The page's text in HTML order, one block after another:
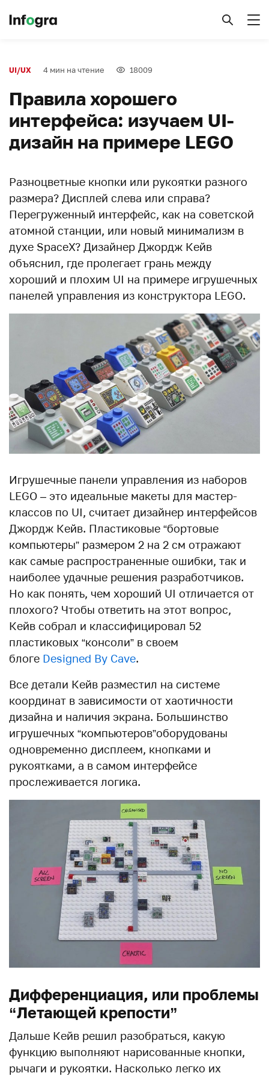
UI/UX 4 мин на чтение 18009
Правила хорошего
интерфейса: изучаем UI-
дизайн на примере LEGO
Разноцветные кнопки или рукоятки разного
размера? Дисплей слева или справа?
Перегруженный интерфейс, как на советской
атомной станции, или новый минимализм в
духе SpaceX? Дизайнер Джордж Кейв
объяснил, где пролегает грань между
хороший и плохим UI на примере игрушечных
панелей управления из конструктора LEGO.
Игрушечные панели управления из наборов
LEGO – это идеальные макеты для мастер-
классов по UI, считает дизайнер интерфейсов
Джордж Кейв. Пластиковые “бортовые
компьютеры” размером 2 на 2 см отражают
как самые распространенные ошибки, так и
наиболее удачные решения разработчиков.
Но как понять, чем хороший UI отличается от
плохого? Чтобы ответить на этот вопрос,
Кейв собрал и классифицировал 52
пластиковых “консоли” в своем
блоге Designed By Cave.
Все детали Кейв разместил на системе
координат в зависимости от хаотичности
дизайна и наличия экрана. Большинство
игрушечных “компьютеров”оборудованы
одновременно дисплеем, кнопками и
рукоятками, а в самом интерфейсе
прослеживается логика.
Дифференциация, или проблемы
“Летающей крепости”
Дальше Кейв решил разобраться, какую
функцию выполняют нарисованные кнопки,
рычаги и рукоятки. Насколько легко их